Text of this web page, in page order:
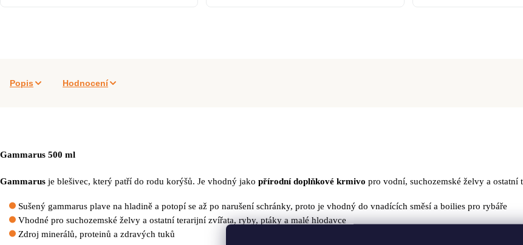
Popis Hodnocení
Gammarus 500 ml
Gammarus je blešivec, který patří do rodu korýšů. Je vhodný jako přírodní doplňkové krmivo pro vodní, suchozemské želvy a
Sušený gammarus plave na hladině a potopí se až po narušení schránky, proto je vhodný do vnadících směsí a boilies pro rybáře
Vhodné pro suchozemské želvy a ostatní terarijní zvířata, ryby, ptáky a malé hlodavce
Zdroj minerálů, proteinů a zdravých tuků